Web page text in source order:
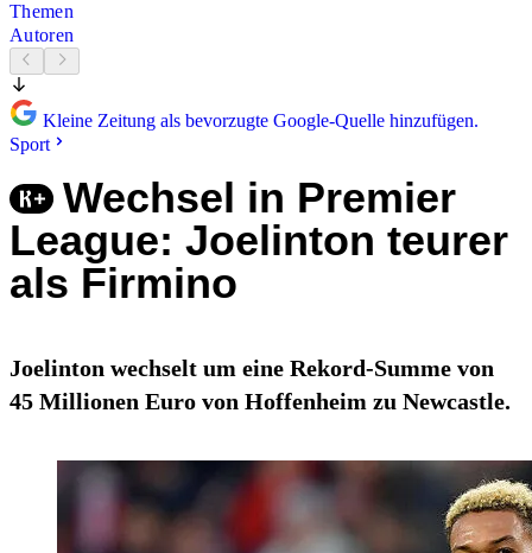
Themen
Autoren
Kleine Zeitung als bevorzugte Google-Quelle hinzufügen.
Sport
Wechsel in Premier
League: Joelinton teurer
als Firmino
Joelinton wechselt um eine Rekord-Summe von
45 Millionen Euro von Hoffenheim zu Newcastle.